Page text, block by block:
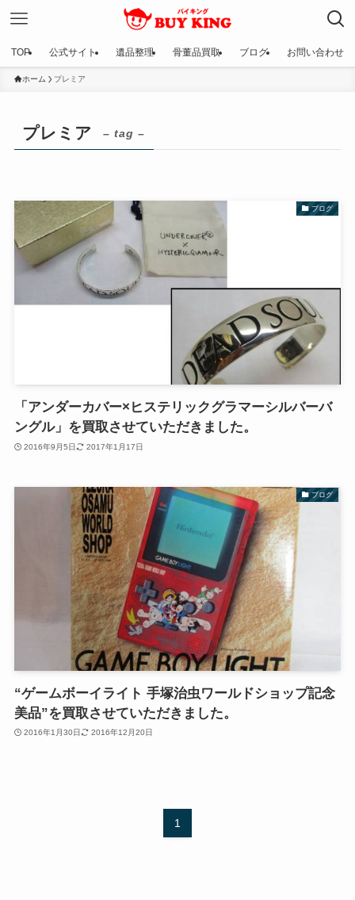
TOP 公式サイト 遺品整理 骨董品買取 ブログ お問い合わせ
ホーム プレミア
プレミア – tag –
ブログ
「アンダーカバー×ヒステリックグラマーシルバーバ
ングル」を買取させていただきました。
2016年9月5日 2017年1月17日
ブログ
“ゲームボーイライト 手塚治虫ワールドショップ記念
美品”を買取させていただきました。
2016年1月30日 2016年12月20日
1